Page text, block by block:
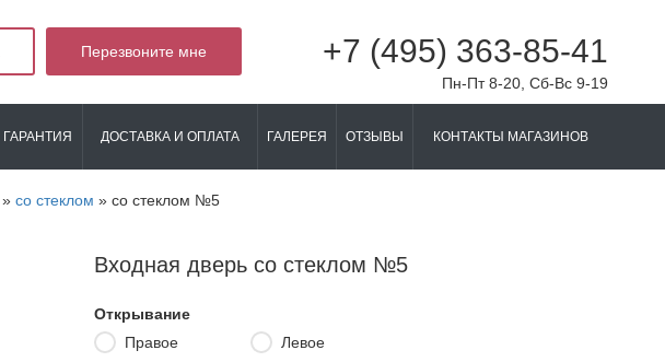
Перезвоните мне +7 (495) 363-85-41
Пн-Пт 8-20, Сб-Вс 9-19
ГАРАНТИЯ ДОСТАВКА И ОПЛАТА ГАЛЕРЕЯ ОТЗЫВЫ КОНТАКТЫ МАГАЗИНОВ
» со стеклом » со стеклом №5
Входная дверь со стеклом №5
Открывание
Правое
Левое